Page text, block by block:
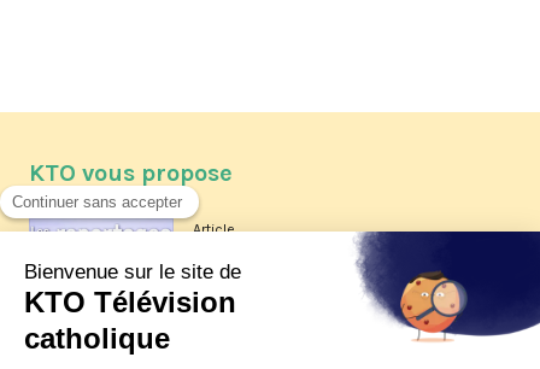
KTO vous propose
Article
Les reportages d'été 2026 de KTO